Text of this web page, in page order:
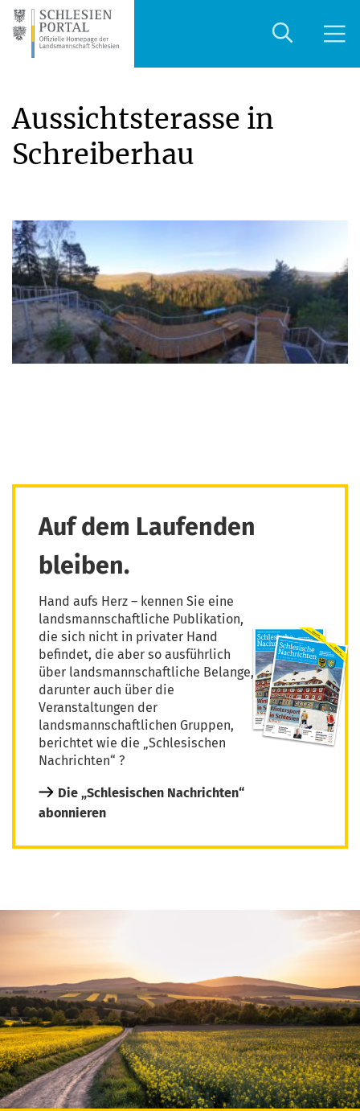
Aussichtsterasse in
Schreiberhau
Auf dem Laufenden
bleiben.
Hand aufs Herz – kennen Sie eine
landsmannschaftliche Publikation,
die sich nicht in privater Hand
befindet, die aber so ausführlich
über landsmannschaftliche Belange,
darunter auch über die
Veranstaltungen der
landsmannschaftlichen Gruppen,
berichtet wie die „Schlesischen
Nachrichten“ ?
Die „Schlesischen Nachrichten“
abonnieren